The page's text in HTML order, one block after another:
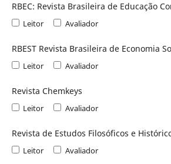
RBEC: Revista Brasileira de Educação
Leitor Avaliador
RBEST Revista Brasileira de Economia
Leitor Avaliador
Revista Chemkeys
Leitor Avaliador
Revista de Estudos Filosóficos e
Leitor Avaliador